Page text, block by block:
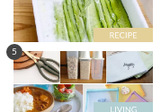
5